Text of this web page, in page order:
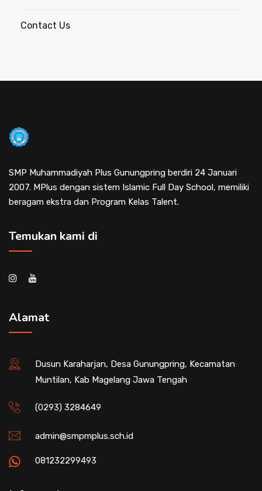
Contact Us
SMP Muhammadiyah Plus Gunungpring berdiri 24 Januari
2007. MPlus dengan sistem Islamic Full Day School, memiliki
beragam ekstra dan Program Kelas Talent.
Temukan kami di
Alamat
Dusun Karaharjan, Desa Gunungpring, Kecamatan
Muntilan, Kab Magelang Jawa Tengah
(0293) 3284649
admin@smpmplus.sch.id
081232299493